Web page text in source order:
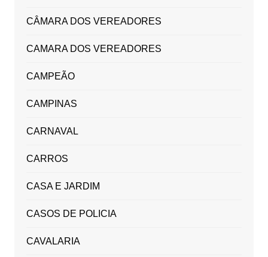
CÂMARA DOS VEREADORES
CAMARA DOS VEREADORES
CAMPEÃO
CAMPINAS
CARNAVAL
CARROS
CASA E JARDIM
CASOS DE POLICIA
CAVALARIA